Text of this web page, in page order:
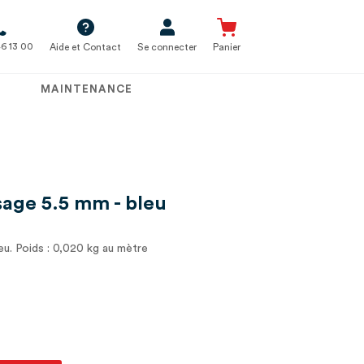
13 00 Aide et Contact Se connecter Panier
MAINTENANCE
5.5 mm - bleu
Poids : 0,020 kg au mètre